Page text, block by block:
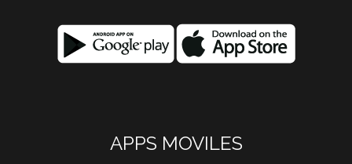
APPS MOVILES